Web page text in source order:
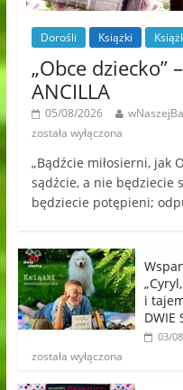
Dorośli Książki
„Obce dziecko”
ANCILLA
05/08/2026
została wyłączona
„Bądźcie miłosierni, jak
sądźcie, a nie będziecie
będziecie potępieni;
i
DWIE
03/
została wyłączona